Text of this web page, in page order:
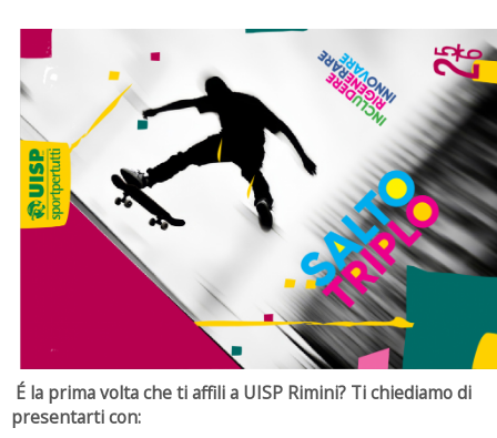
É la prima volta che ti affili a UISP Rimini? Ti chiediamo di
presentarti con: